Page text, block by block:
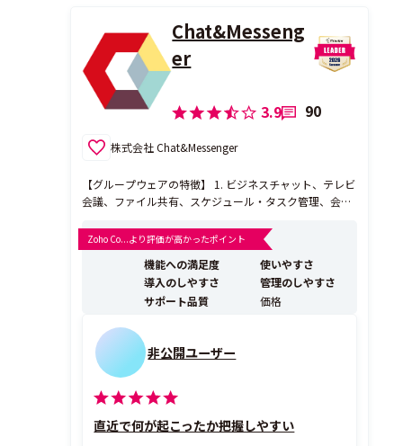
Chat&Messeng
er
3.9 90
株式会社 Chat&Messenger
【グループウェアの特徴】 1. ビジネスチャット、テレビ
会議、ファイル共有、スケジュール・タスク管理、会議
く統合したグループウェア（必要アプリのコスト削減）
2. インストールするだけで社内ユーザーを自動認識 （オ
Zoho Co...より評価が高かったポイント
機能への満足度
使いやすさ
導入のしやすさ
管理のしやすさ
サポート品質
価格
非公開ユーザー
直近で何が起こったか把握しやすい